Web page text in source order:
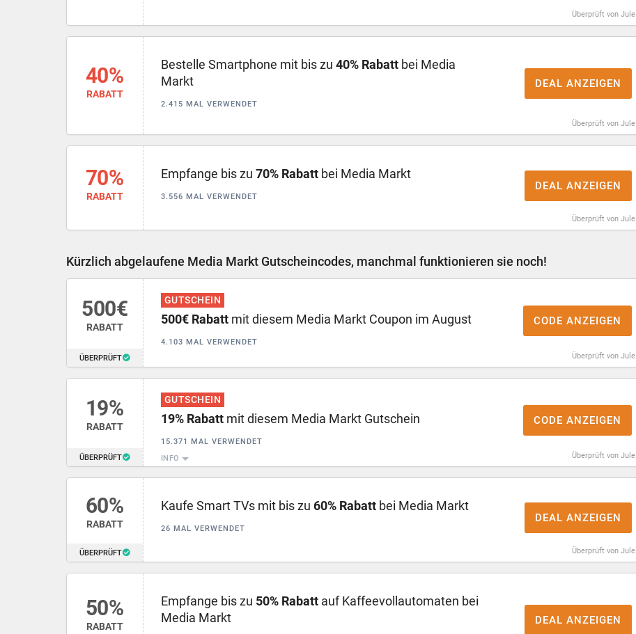
Überprüft von Jule
40%
RABATT
Bestelle Smartphone mit bis zu 40% Rabattbei Media
Markt
2.415 MAL VERWENDET
Überprüft von Jule
DEAL ANZEIGEN
70%
RABATT
Empfange bis zu 70% Rabattbei Media Markt
3.556 MAL VERWENDET
Überprüft von Jule
DEAL ANZEIGEN
Kürzlich abgelaufene Media Markt Gutscheincodes, manchmal funktionieren sie noch!
500€
RABATT
ÜBERPRÜFT
500€ Rabattmit diesem Media Markt Coupon im August
GUTSCHEIN
4.103 MAL VERWENDET
Überprüft von Jule
CODE ANZEIGEN
19%
RABATT
ÜBERPRÜFT
19% Rabattmit diesem Media Markt Gutschein
GUTSCHEIN
15.371 MAL VERWENDET
INFO
Überprüft von Jule
CODE ANZEIGEN
60%
RABATT
ÜBERPRÜFT
Kaufe Smart TVs mit bis zu 60% Rabattbei Media Markt
26 MAL VERWENDET
Überprüft von Jule
DEAL ANZEIGEN
50%
RABATT
Empfange bis zu 50% Rabattauf Kaffeevollautomaten bei
Media Markt
DEAL ANZEIGEN